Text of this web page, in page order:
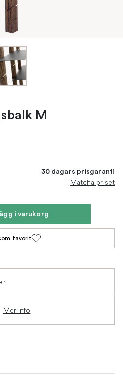
M
30 dagars prisgaranti
Matcha priset
i varukorg
favorit
Mer info